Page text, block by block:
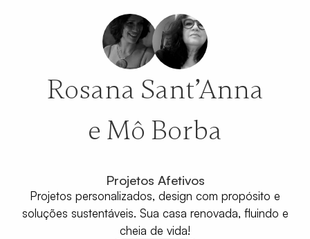
Rosana Sant’Anna
e Mô Borba
Projetos Afetivos
Projetos personalizados, design com propósito e
soluções sustentáveis. Sua casa renovada, fluindo e
cheia de vida!